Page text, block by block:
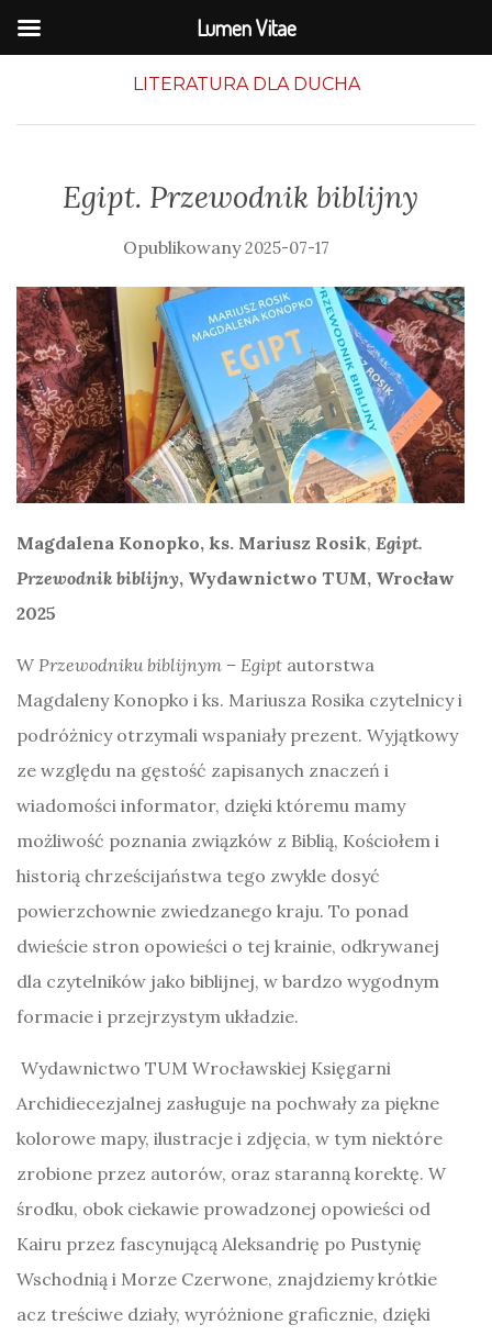
LITERATURA DLA DUCHA
Egipt. Przewodnik biblijny
2025-07-17
Magdalena Konopko, ks. Mariusz Rosik, Egipt.
Przewodnik biblijny, Wydawnictwo TUM, Wrocław
2025
W Przewodniku biblijnym – Egipt autorstwa
Magdaleny Konopko i ks. Mariusza Rosika czytelnicy i
podróżnicy otrzymali wspaniały prezent. Wyjątkowy
ze względu na gęstość zapisanych znaczeń i
wiadomości informator, dzięki któremu mamy
możliwość poznania związków z Biblią, Kościołem i
historią chrześcijaństwa tego zwykle dosyć
powierzchownie zwiedzanego kraju. To ponad
dwieście stron opowieści o tej krainie, odkrywanej
dla czytelników jako biblijnej, w bardzo wygodnym
formacie i przejrzystym układzie.
Wydawnictwo TUM Wrocławskiej Księgarni
Archidiecezjalnej zasługuje na pochwały za piękne
kolorowe mapy, ilustracje i zdjęcia, w tym niektóre
zrobione przez autorów, oraz staranną korektę. W
środku, obok ciekawie prowadzonej opowieści od
Kairu przez fascynującą Aleksandrię po Pustynię
Wschodnią i Morze Czerwone, znajdziemy krótkie
acz treściwe działy, wyróżnione graficznie, dzięki
Lumen Vitae